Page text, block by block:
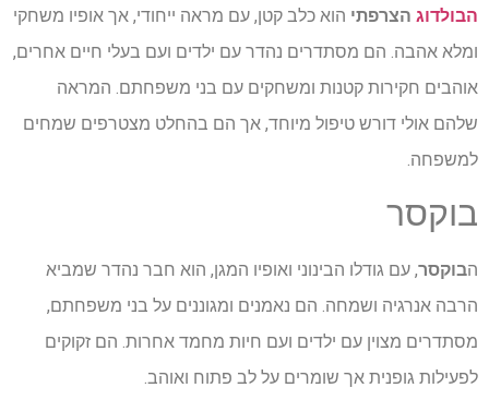
הבולדוג הצרפתי הוא כלב קטן, עם מראה ייחודי, אך אופיו משחקי
ומלא אהבה. הם מסתדרים נהדר עם ילדים ועם בעלי חיים אחרים,
אוהבים חקירות קטנות ומשחקים עם בני משפחתם. המראה
שלהם אולי דורש טיפול מיוחד, אך הם בהחלט מצטרפים שמחים
למשפחה.
בוקסר
הבוקסר, עם גודלו הבינוני ואופיו המגן, הוא חבר נהדר שמביא
הרבה אנרגיה ושמחה. הם נאמנים ומגוננים על בני משפחתם,
מסתדרים מצוין עם ילדים ועם חיות מחמד אחרות. הם זקוקים
לפעילות גופנית אך שומרים על לב פתוח ואוהב.